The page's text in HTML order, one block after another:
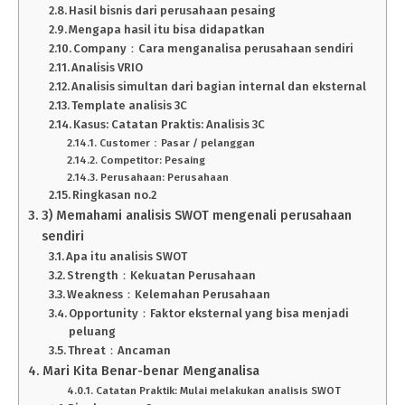
Hasil bisnis dari perusahaan pesaing
Mengapa hasil itu bisa didapatkan
Company：Cara menganalisa perusahaan sendiri
Analisis VRIO
Analisis simultan dari bagian internal dan eksternal
Template analisis 3C
Kasus: Catatan Praktis: Analisis 3C
Customer：Pasar / pelanggan
Competitor: Pesaing
Perusahaan: Perusahaan
Ringkasan no.2
3) Memahami analisis SWOT mengenali perusahaan
sendiri
Apa itu analisis SWOT
Strength：Kekuatan Perusahaan
Weakness：Kelemahan Perusahaan
Opportunity：Faktor eksternal yang bisa menjadi
peluang
Threat：Ancaman
Mari Kita Benar-benar Menganalisa
Catatan Praktik: Mulai melakukan analisis SWOT